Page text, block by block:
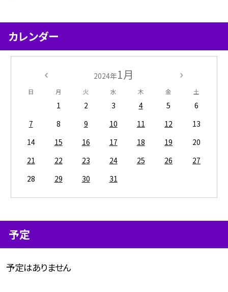
カレンダー
2024年1月
日 月 火 水 木 金 土
1 2 3 4 5
6
7
8 9 10 11 12
13
14
15 16 17 18 19
20
21
22 23 24 25 26
27
28
29 30 31
予定
予定はありません